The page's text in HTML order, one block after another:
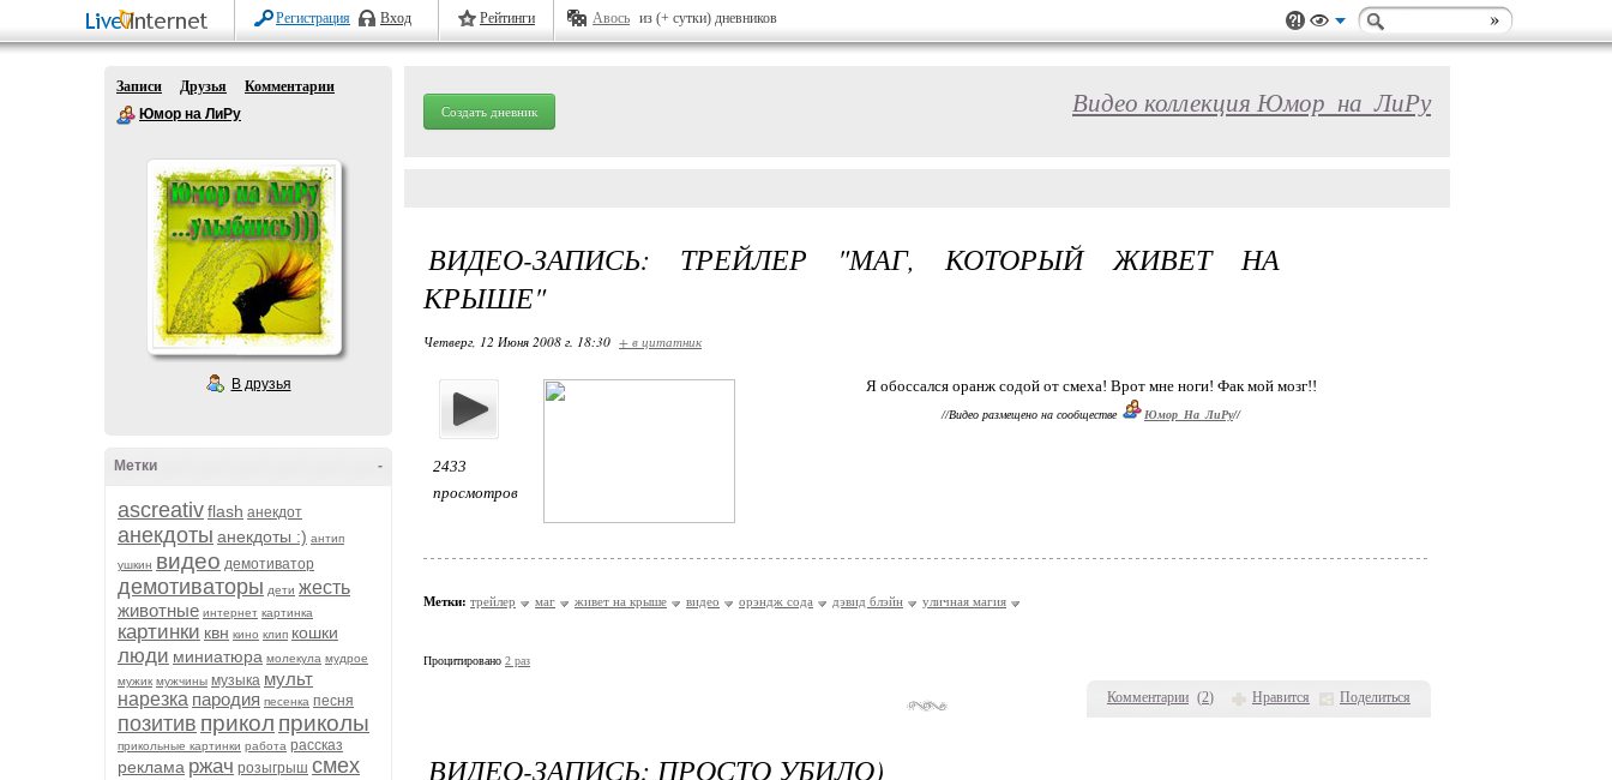
Регистрация Вход Рейтинги Авось из (+ сутки) дневников
Записи Друзья
Комментарии
Юмор на ЛиРу
В друзья
-
Метки
ascreativflash анекдот
анекдоты анекдоты :) антип
ушкин видео демотиватор
демотиваторы дети жесть
животные интернет картинка
картинки квн кино клип кошки
люди миниатюра молекула мудрое
мужик мужчины музыка мульт
нарезка пародия песенка песня
позитив прикол приколы
прикольные картинки работа рассказ
реклама ржач розыгрыш смех
Создать дневник Видео коллекция Юмор_на_ЛиРу
Комментарии (2) Нравится Поделиться
ВИДЕО-ЗАПИСЬ: ТРЕЙЛЕР "МАГ, КОТОРЫЙ ЖИВЕТ НА
КРЫШЕ"
Четверг, 12 Июня 2008 г. 18:30 + в цитатник
2433
просмотров
Я обоссался оранж содой от смеха! Врот мне ноги! Фак мой мозг!!
//Видео размещено на сообществе Юмор_На_ЛиРу//
Метки: трейлер маг живет на крыше видео орэндж сода дэвид блэйн уличная магия
Процитировано 2 раз
ВИДЕО-ЗАПИСЬ: ПРОСТО УБИЛО)